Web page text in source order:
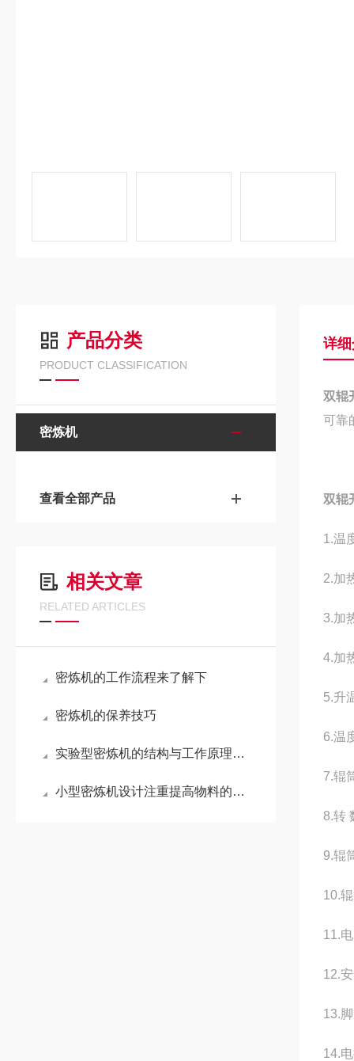
产品分类
PRODUCT CLASSIFICATION
密炼机
查看全部产品
相关文章
RELATED ARTICLES
密炼机的工作流程来了解下
密炼机的保养技巧
实验型密炼机的结构与工作原理全解析
小型密炼机设计注重提高物料的混合效率
详
双辊
可靠
双辊
1.温
2.加
3.加
4.加
5.升
6.温
7.辊
8.转
9.辊
10.
11.
12.
13.
14.